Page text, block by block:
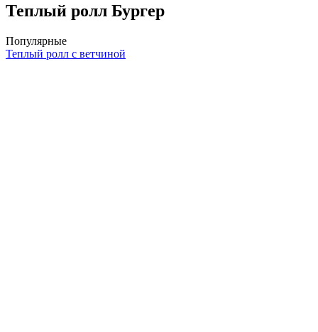
Теплый ролл Бургер
Популярные
Теплый ролл с ветчиной